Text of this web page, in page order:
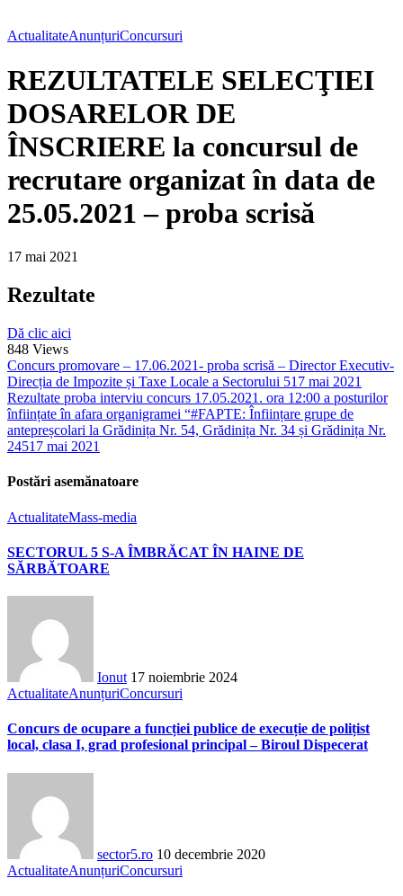
ActualitateAnunțuriConcursuri
REZULTATELE SELECŢIEI
DOSARELOR DE
ÎNSCRIERE la concursul de
recrutare organizat în data de
25.05.2021 – proba scrisă
17 mai 2021
Rezultate
Dă clic aici
848 Views
Concurs promovare – 17.06.2021- proba scrisă – Director Executiv-
Direcția de Impozite și Taxe Locale a Sectorului 517 mai 2021
Rezultate proba interviu concurs 17.05.2021. ora 12:00 a posturilor
înființate în afara organigramei “#FAPTE: Înființare grupe de
antepreșcolari la Grădinița Nr. 54, Grădinița Nr. 34 și Grădinița Nr.
24517 mai 2021
Postări asemănatoare
ActualitateMass-media
SECTORUL 5 S-A ÎMBRĂCAT ÎN HAINE DE
SĂRBĂTOARE
Ionut 17 noiembrie 2024
ActualitateAnunțuriConcursuri
Concurs de ocupare a funcției publice de execuție de polițist
local, clasa I, grad profesional principal – Biroul Dispecerat
sector5.ro 10 decembrie 2020
ActualitateAnunțuriConcursuri